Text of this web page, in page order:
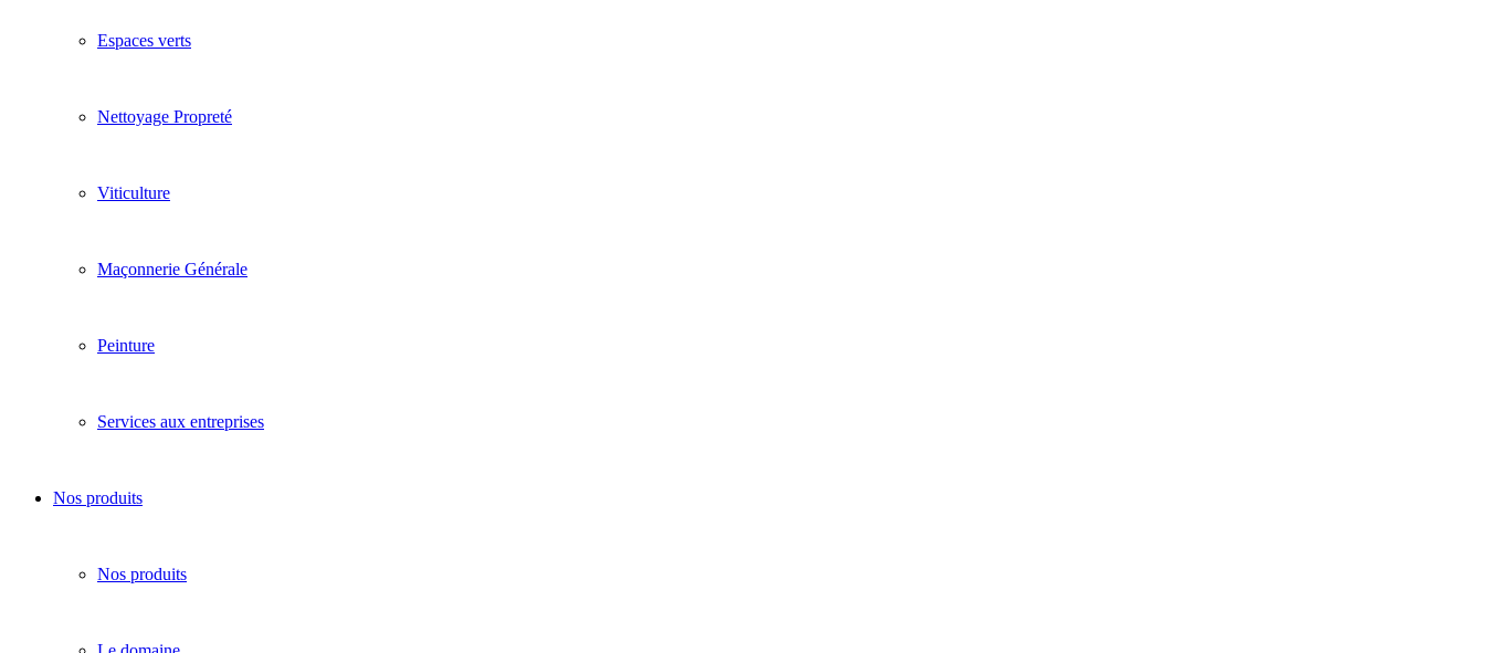
Espaces verts
Nettoyage Propreté
Viticulture
Maçonnerie Générale
Peinture
Services aux entreprises
Nos produits
Nos produits